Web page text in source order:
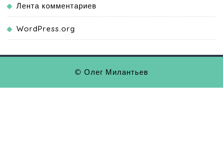
Лента комментариев
WordPress.org
© Олег Милантьев